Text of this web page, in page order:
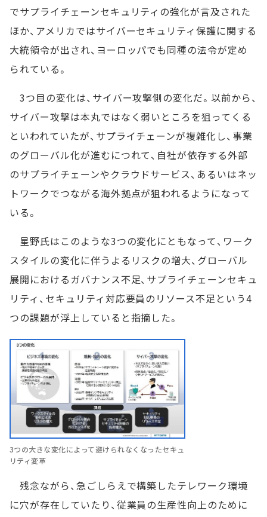
でサプライチェーンセキュリティの強化が言及された
ほか、アメリカではサイバーセキュリティ保護に関する
大統領令が出され、ヨーロッパでも同種の法令が定め
られている。
3つ目の変化は、サイバー攻撃側の変化だ。以前から、
サイバー攻撃は本丸ではなく弱いところを狙ってくる
といわれていたが、サプライチェーンが複雑化し、事業
のグローバル化が進むにつれて、自社が依存する外部
のサプライチェーンやクラウドサービス、あるいはネッ
トワークでつながる海外拠点が狙われるようになって
いる。
星野氏はこのような3つの変化にともなって、ワーク
スタイルの変化に伴うよるリスクの増大、グローバル
展開におけるガバナンス不足、サプライチェーンセキュ
リティ、セキュリティ対応要員のリソース不足という4
つの課題が浮上していると指摘した。
3つの大きな変化によって避けられなくなったセキュ
リティ変革
残念ながら、急ごしらえで構築したテレワーク環境
に穴が存在していたり、従業員の生産性向上のために